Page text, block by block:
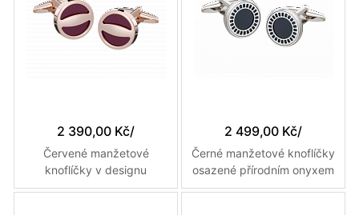
2 390,00 Kč/
Červené manžetové
knoflíčky v designu
inspirovaném zátkou
2 499,00 Kč/
Černé manžetové knoflíčky
osazené přírodním onyxem
v retro designu filmové